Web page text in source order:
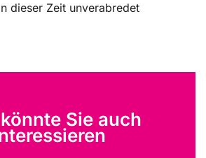
dieser Zeit unverabredet
Sie auch